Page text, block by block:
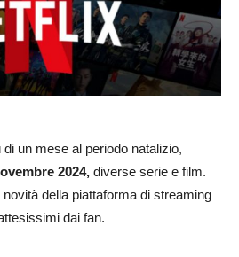
un mese al periodo natalizio,
2024, diverse serie e film.
della piattaforma di streaming
dai fan.